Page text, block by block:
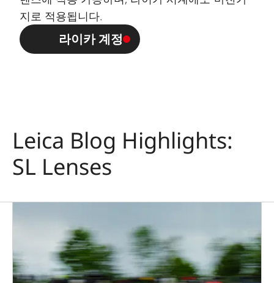
지로 적용됩니다.
라이카 계정
Leica Blog Highlights:
SL Lenses